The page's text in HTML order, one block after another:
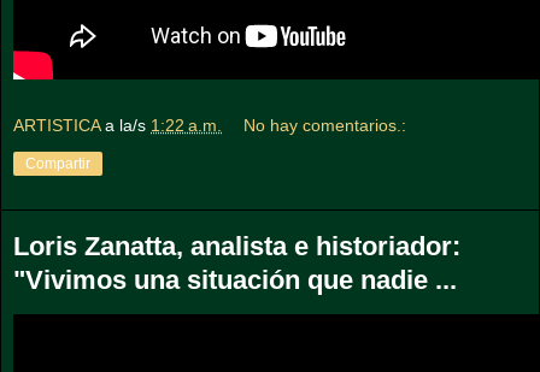
ARTISTICA a la/s 1:22 a.m. No hay comentarios.:
Compartir
Loris Zanatta, analista e historiador:
"Vivimos una situación que nadie ...